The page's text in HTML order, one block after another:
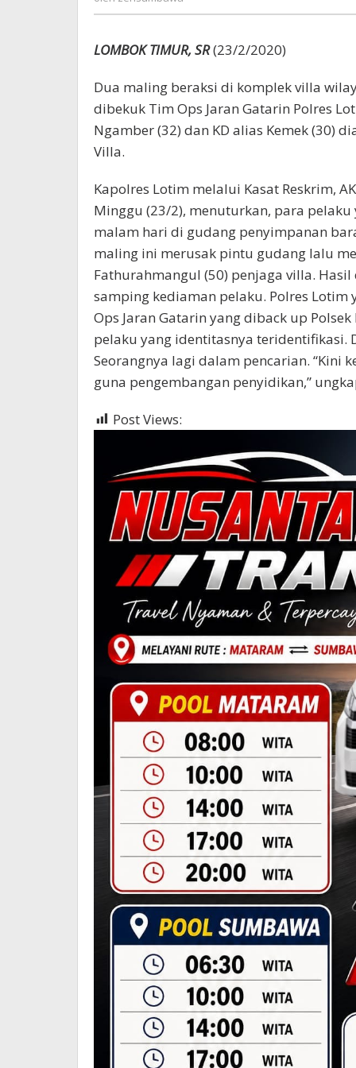
LOMBOK TIMUR, SR(23/2/2020)
Dua maling beraksi di komplek villa
dibekuk Tim Ops Jaran Gatarin Polres
Ngamber (32) dan KD alias Kemek (30)
Villa.
Kapolres Lotim melalui Kasat Reskrim,
Minggu (23/2), menuturkan, para
malam hari di gudang penyimpanan
maling ini merusak pintu gudang lalu
Fathurahmangul (50) penjaga villa.
samping kediaman pelaku. Polres
Ops Jaran Gatarin yang diback up
pelaku yang identitasnya teridentifikasi.
Seorangnya lagi dalam pencarian. “Kini
guna pengembangan penyidikan,”
Post Views: